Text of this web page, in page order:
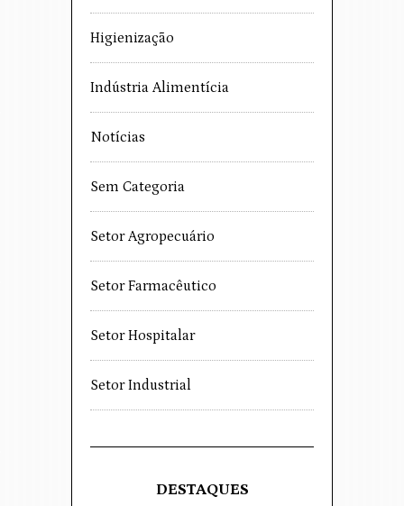
Higienização
Indústria Alimentícia
Notícias
Sem Categoria
Setor Agropecuário
Setor Farmacêutico
Setor Hospitalar
Setor Industrial
DESTAQUES